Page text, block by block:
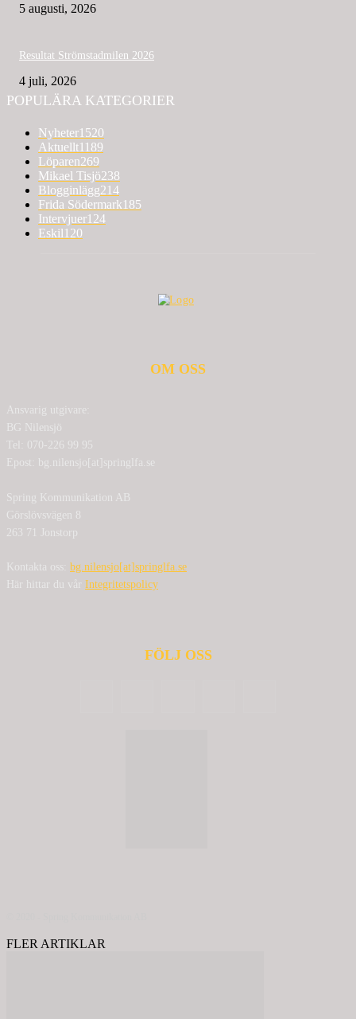
5 augusti, 2026
Resultat Strömstadmilen 2026
4 juli, 2026
POPULÄRA KATEGORIER
Nyheter1520
Aktuellt1189
Löparen269
Mikael Tisjö238
Blogginlägg214
Frida Södermark185
Intervjuer124
Eskil120
OM OSS
Ansvarig utgivare:
BG Nilensjö
Tel: 070-226 99 95
Epost: bg.nilensjo[at]springlfa.se
Spring Kommunikation AB
Görslövsvägen 8
263 71 Jonstorp
Kontakta oss: bg.nilensjo[at]springlfa.se
Här hittar du vår Integritetspolicy
FÖLJ OSS
FLER ARTIKLAR